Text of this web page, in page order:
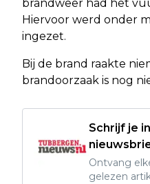
brandweer had het
Hiervoor werd onder
ingezet.
Bij de brand raakte
brandoorzaak is nog
Schrijf je
Ontvang
gelezen